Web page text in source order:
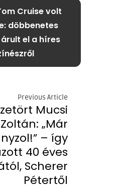
Cruise volt
döbbenetes
el a híres
Previous Article
Mucsi
Zoltán: „Már
– így
40 éves
Scherer
Pétertől